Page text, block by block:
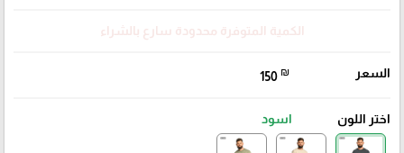
الكمية المتوفرة محدودة سارع بالشراء
السعر 150 ₪
اختر اللون اسود